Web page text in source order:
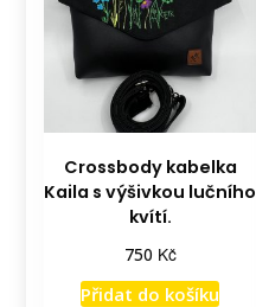
Crossbody kabelka
Kaila s výšivkou lučního
kvítí.
750 Kč
Přidat do košíku